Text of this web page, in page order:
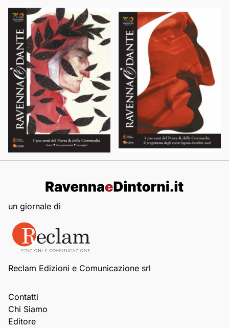
un giornale di
Reclam Edizioni e Comunicazione srl
Contatti
Chi Siamo
Editore